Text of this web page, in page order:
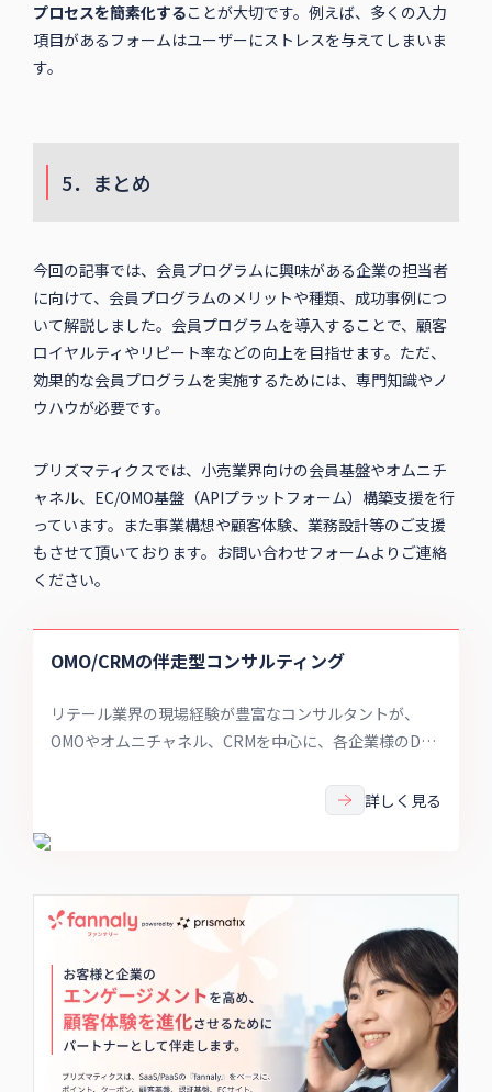
プロセスを簡素化することが大切です。例えば、多くの入力
項目があるフォームはユーザーにストレスを与えてしまいま
す。
5．まとめ
今回の記事では、会員プログラムに興味がある企業の担当者
に向けて、会員プログラムのメリットや種類、成功事例につ
いて解説しました。会員プログラムを導入することで、顧客
ロイヤルティやリピート率などの向上を目指せます。ただ、
効果的な会員プログラムを実施するためには、専門知識やノ
ウハウが必要です。
プリズマティクスでは、小売業界向けの会員基盤やオムニチ
ャネル、EC/OMO基盤（APIプラットフォーム）構築支援を行
っています。また事業構想や顧客体験、業務設計等のご支援
もさせて頂いております。お問い合わせフォームよりご連絡
ください。
OMO/CRMの伴走型コンサルティング
リテール業界の現場経験が豊富なコンサルタントが、
OMOやオムニチャネル、CRMを中心に、各企業様のDX
詳しく見る